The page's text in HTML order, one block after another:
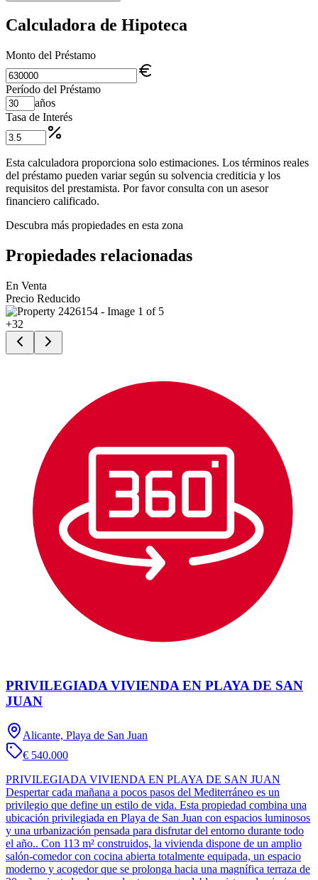
Calculadora de Hipoteca
Monto del Préstamo
Período del Préstamo
años
Tasa de Interés
Esta calculadora proporciona solo estimaciones. Los términos reales
del préstamo pueden variar según su solvencia crediticia y los
requisitos del prestamista. Por favor consulta con un asesor
financiero calificado.
Descubra más propiedades en esta zona
Propiedades relacionadas
En Venta
Precio Reducido
+32
PRIVILEGIADA VIVIENDA EN PLAYA DE SAN
JUAN
Alicante, Playa de San Juan
€ 540.000
PRIVILEGIADA VIVIENDA EN PLAYA DE SAN JUAN
Despertar cada mañana a pocos pasos del Mediterráneo es un
privilegio que define un estilo de vida. Esta propiedad combina una
ubicación privilegiada en Playa de San Juan con espacios luminosos
y una urbanización pensada para disfrutar del entorno durante todo
el año.. Con 113 m² construidos, la vivienda dispone de un amplio
salón-comedor con cocina abierta totalmente equipada, un espacio
moderno y acogedor que se prolonga hacia una magnífica terraza de